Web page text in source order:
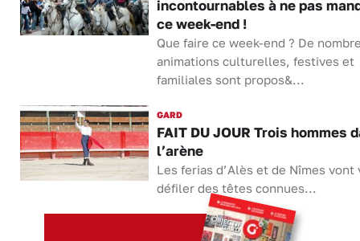
incontournables à ne pas
ce week-end !
Que faire ce week-end ? De
animations culturelles, festives et
familiales sont propos&...
GARD
FAIT DU JOUR Trois hommes
l’arène
Les ferias d’Alès et de Nîmes vont
défiler des têtes connues...